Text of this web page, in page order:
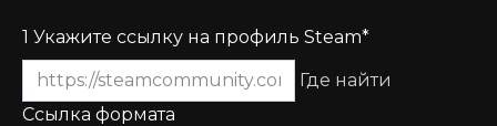
1 Укажите ссылку на профиль Steam*
Где найти
Ссылка формата